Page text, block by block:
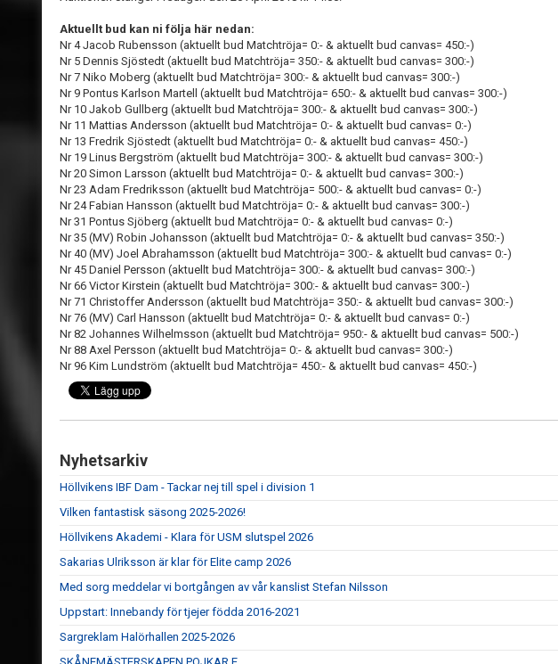
Aktuellt bud kan ni följa här nedan:
Nr 4 Jacob Rubensson (aktuellt bud Matchtröja= 0:- & aktuellt bud canvas= 450:-)
Nr 5 Dennis Sjöstedt (aktuellt bud Matchtröja= 350:- & aktuellt bud canvas= 300:-)
Nr 7 Niko Moberg (aktuellt bud Matchtröja= 300:- & aktuellt bud canvas= 300:-)
Nr 9 Pontus Karlson Martell (aktuellt bud Matchtröja= 650:- & aktuellt bud canvas= 300:-)
Nr 10 Jakob Gullberg (aktuellt bud Matchtröja= 300:- & aktuellt bud canvas= 300:-)
Nr 11 Mattias Andersson (aktuellt bud Matchtröja= 0:- & aktuellt bud canvas= 0:-)
Nr 13 Fredrik Sjöstedt (aktuellt bud Matchtröja= 0:- & aktuellt bud canvas= 450:-)
Nr 19 Linus Bergström (aktuellt bud Matchtröja= 300:- & aktuellt bud canvas= 300:-)
Nr 20 Simon Larsson (aktuellt bud Matchtröja= 0:- & aktuellt bud canvas= 300:-)
Nr 23 Adam Fredriksson (aktuellt bud Matchtröja= 500:- & aktuellt bud canvas= 0:-)
Nr 24 Fabian Hansson (aktuellt bud Matchtröja= 0:- & aktuellt bud canvas= 300:-)
Nr 31 Pontus Sjöberg (aktuellt bud Matchtröja= 0:- & aktuellt bud canvas= 0:-)
Nr 35 (MV) Robin Johansson (aktuellt bud Matchtröja= 0:- & aktuellt bud canvas= 350:-)
Nr 40 (MV) Joel Abrahamsson (aktuellt bud Matchtröja= 300:- & aktuellt bud canvas= 0:-)
Nr 45 Daniel Persson (aktuellt bud Matchtröja= 300:- & aktuellt bud canvas= 300:-)
Nr 66 Victor Kirstein (aktuellt bud Matchtröja= 300:- & aktuellt bud canvas= 300:-)
Nr 71 Christoffer Andersson (aktuellt bud Matchtröja= 350:- & aktuellt bud canvas= 300:-)
Nr 76 (MV) Carl Hansson (aktuellt bud Matchtröja= 0:- & aktuellt bud canvas= 0:-)
Nr 82 Johannes Wilhelmsson (aktuellt bud Matchtröja= 950:- & aktuellt bud canvas= 500:-)
Nr 88 Axel Persson (aktuellt bud Matchtröja= 0:- & aktuellt bud canvas= 300:-)
Nr 96 Kim Lundström (aktuellt bud Matchtröja= 450:- & aktuellt bud canvas= 450:-)
Nyhetsarkiv
Höllvikens IBF Dam - Tackar nej till spel i division 1
Vilken fantastisk säsong 2025-2026!
Höllvikens Akademi - Klara för USM slutspel 2026
Sakarias Ulriksson är klar för Elite camp 2026
Med sorg meddelar vi bortgången av vår kanslist Stefan Nilsson
Uppstart: Innebandy för tjejer födda 2016-2021
Sargreklam Halörhallen 2025-2026